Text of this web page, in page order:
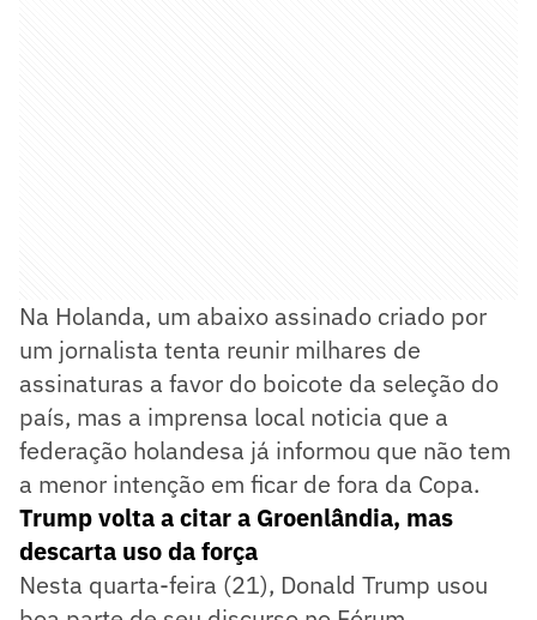
Na Holanda, um abaixo assinado criado por
um jornalista tenta reunir milhares de
assinaturas a favor do boicote da seleção do
país, mas a imprensa local noticia que a
federação holandesa já informou que não tem
a menor intenção em ficar de fora da Copa.
Trump volta a citar a Groenlândia, mas
descarta uso da força
Nesta quarta-feira (21), Donald Trump usou